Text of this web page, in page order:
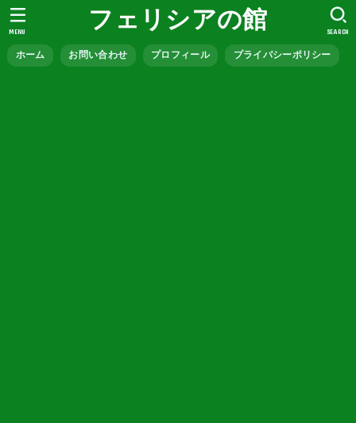
フェリシアの館
ホーム お問い合わせ プロフィール プライバシーポリシー
SEARCH
MENU